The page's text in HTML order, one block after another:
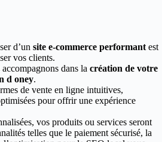
d’un site e-commerce performant est
vos clients.
dans la création de votre
d oney.
de vente en ligne intuitives,
pour offrir une expérience
vos produits ou services seront
telles que le paiement sécurisé, la